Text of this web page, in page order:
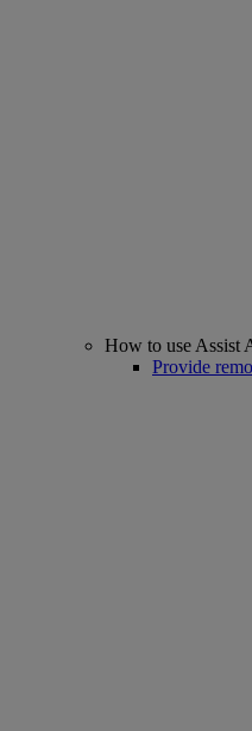
How to use Assist
Provide